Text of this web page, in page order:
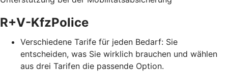
R+V-KfzPolice
Verschiedene Tarife für jeden Bedarf: Sie
entscheiden, was Sie wirklich brauchen und wählen
aus drei Tarifen die passende Option.